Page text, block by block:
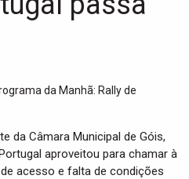
o
n
da Câmara Municipal de Góis,
aproveitou para chamar à
acesso e falta de condições